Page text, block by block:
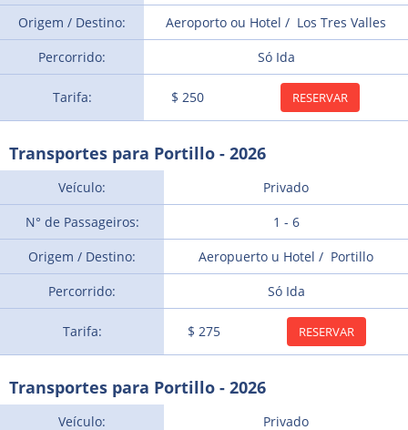
Origem / Destino:
Aeroporto ou Hotel / Los Tres Valles
Percorrido:
Só Ida
Tarifa: $ 250 RESERVAR
Transportes para Portillo - 2026
Veículo:
Privado
N° de Passageiros:
1 - 6
Origem / Destino:
Aeropuerto u Hotel / Portillo
Percorrido:
Só Ida
Tarifa: $ 275 RESERVAR
Transportes para Portillo - 2026
Veículo:
Privado